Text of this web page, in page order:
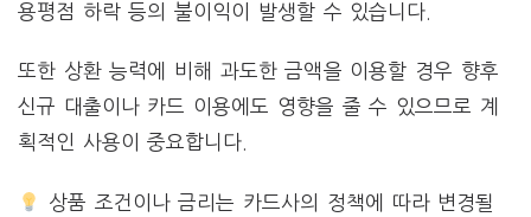
용평점 하락 등의 불이익이 발생할 수 있습니다.
또한 상환 능력에 비해 과도한 금액을 이용할 경우 향후
신규 대출이나 카드 이용에도 영향을 줄 수 있으므로 계
획적인 사용이 중요합니다.
상품 조건이나 금리는 카드사의 정책에 따라 변경될